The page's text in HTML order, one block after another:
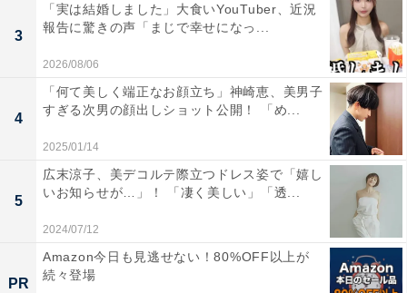
3
「実は結婚しました」大食いYouTuber、近況
報告に驚きの声「まじで幸せになっ...
2026/08/06
4
「何て美しく端正なお顔立ち」神崎恵、美男子
すぎる次男の顔出しショット公開！ 「め...
2025/01/14
5
広末涼子、美デコルテ際立つドレス姿で「嬉し
いお知らせが…」！ 「凄く美しい」「透...
2024/07/12
PR
Amazon今日も見逃せない！80%OFF以上が
続々登場